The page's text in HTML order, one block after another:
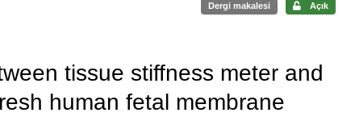
Dergi makalesi Açık
tissue stiffness meter and
human fetal membrane